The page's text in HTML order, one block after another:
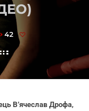
42
В’ячеслав Дрофа,